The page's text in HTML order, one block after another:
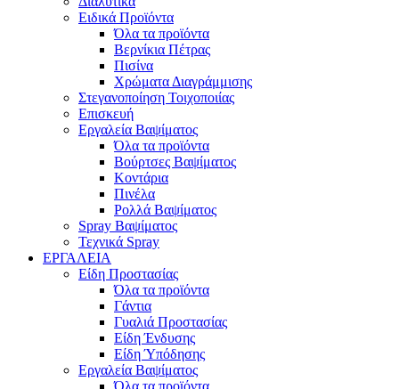
Ειδικά Προϊόντα
Όλα τα προϊόντα
Βερνίκια Πέτρας
Πισίνα
Χρώματα Διαγράμμισης
Στεγανοποίηση Τοιχοποιίας
Επισκευή
Εργαλεία Βαψίματος
Όλα τα προϊόντα
Βούρτσες Βαψίματος
Κοντάρια
Πινέλα
Ρολλά Βαψίματος
Spray Βαψίματος
Τεχνικά Spray
ΕΡΓΑΛΕΙΑ
Είδη Προστασίας
Όλα τα προϊόντα
Γάντια
Γυαλιά Προστασίας
Είδη Ένδυσης
Είδη Ύπόδησης
Εργαλεία Βαψίματος
Όλα τα προϊόντα